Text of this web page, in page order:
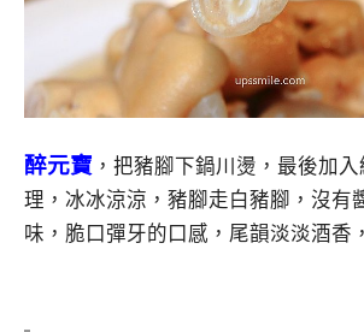
醉元寶 ，把豬腳下鍋川燙，最後加
理，冰冰涼涼，豬腳走白豬腳，沒有
味，脆口彈牙的口感，尾韻淡淡酒香